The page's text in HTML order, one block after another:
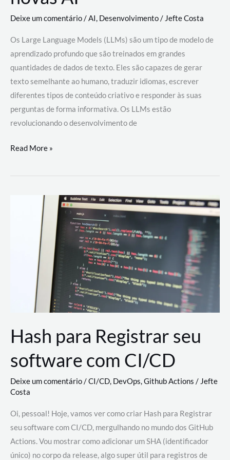
Deixe um comentário/AI, Desenvolvimento/ Jefte Costa
Os Large Language Models (LLMs) são um tipo de modelo de
aprendizado profundo que são treinados em grandes
quantidades de dados de texto. Eles são capazes de gerar
texto semelhante ao humano, traduzir idiomas, escrever
diferentes tipos de conteúdo criativo e responder às suas
perguntas de forma informativa. Os LLMs estão
revolucionando o desenvolvimento de
Large
Models
revolucionando
desenvolvimento
Read More »
Hash para Registrar seu
software com CI/CD
Deixe um comentário/CI/CD, DevOps,Github Actions /Jefte
Costa
Oi, pessoal! Hoje, vamos ver como criar Hash para Registrar
seu software com CI/CD, mergulhando no mundo dos GitHub
Actions. Vou mostrar como adicionar um SHA (identificador
único) no corpo da release, algo super útil para registros de